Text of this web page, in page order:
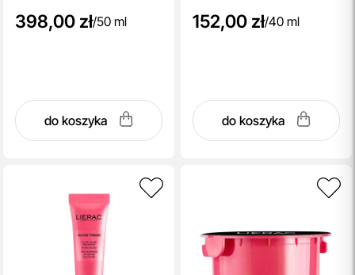
398,00 zł/50 ml
do koszyka
152,00 zł/40 ml
do koszyka